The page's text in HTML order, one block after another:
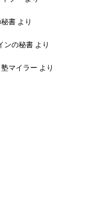
書 より
ンの秘書 より
塾マイラー より